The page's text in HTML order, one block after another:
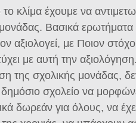
κλίμα έχουμε να
Βασικά ερωτήματα
αξιολογεί, με Ποιον
με αυτή την
της σχολικής μονάδας,
σχολείο να
δωρεάν για όλους, να